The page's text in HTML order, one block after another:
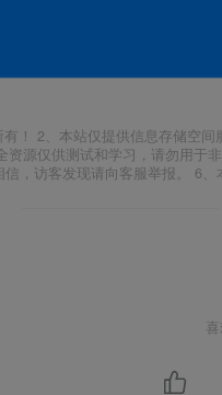
！ 2、本站仅提供信息存储空
资源仅供测试和学习，请勿用
，访客发现请向客服举报。 6